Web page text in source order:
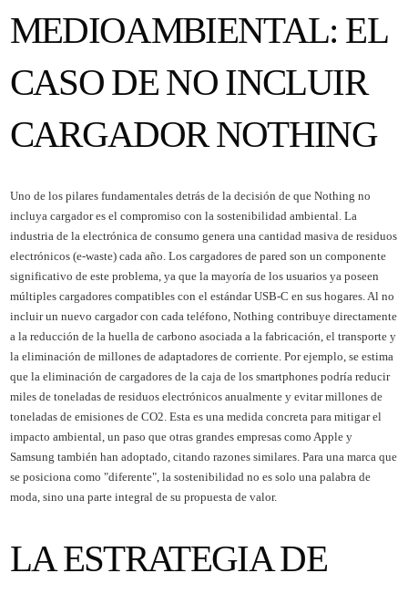
MEDIOAMBIENTAL: EL
CASO DE NO INCLUIR
CARGADOR NOTHING
Uno de los pilares fundamentales detrás de la decisión de que Nothing no
incluya cargador es el compromiso con la sostenibilidad ambiental. La
industria de la electrónica de consumo genera una cantidad masiva de residuos
electrónicos (e-waste) cada año. Los cargadores de pared son un componente
significativo de este problema, ya que la mayoría de los usuarios ya poseen
múltiples cargadores compatibles con el estándar USB-C en sus hogares. Al no
incluir un nuevo cargador con cada teléfono, Nothing contribuye directamente
a la reducción de la huella de carbono asociada a la fabricación, el transporte y
la eliminación de millones de adaptadores de corriente. Por ejemplo, se estima
que la eliminación de cargadores de la caja de los smartphones podría reducir
miles de toneladas de residuos electrónicos anualmente y evitar millones de
toneladas de emisiones de CO2. Esta es una medida concreta para mitigar el
impacto ambiental, un paso que otras grandes empresas como Apple y
Samsung también han adoptado, citando razones similares. Para una marca que
se posiciona como "diferente", la sostenibilidad no es solo una palabra de
moda, sino una parte integral de su propuesta de valor.
LA ESTRATEGIA DE